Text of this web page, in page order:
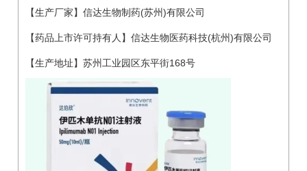
【生产厂家】信达生物制药(苏州)有限公司
【药品上市许可持有人】信达生物医药科技(杭州)有限公司
【生产地址】苏州工业园区东平街168号